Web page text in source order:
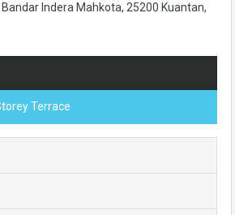
Indera Mahkota, 25200 Kuantan,
Terrace